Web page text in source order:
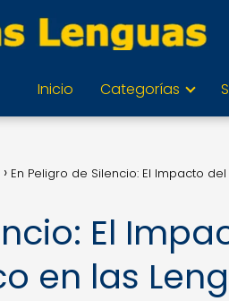
Inicio Categorías
En Peligro de Silencio: El Impacto
El
en las